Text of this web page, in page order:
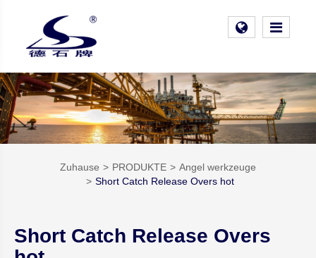
Zuhause PRODUKTE
Angel werkzeuge
Short Catch Release Overs hot
Short Catch Release Overs